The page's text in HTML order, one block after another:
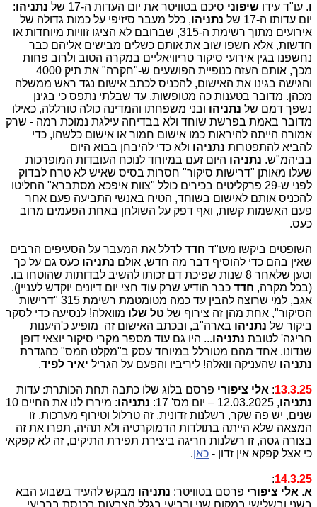
ו. עו"ד עידו שיפוני סיכם בטוויטר את יום העדות ה-17 של נתניהו:
יום עדותו ה-17 של
נתניהו, כלל מעבר סיזיפי על כמות גדולה של
אירועים מתוך רשימת ה-315, שברובם לא הציגו זוויות מיוחדות או
חדשות, אלא חשפו שוב את אותם כשלים מבישים אליהם כבר
נחשפנו בגין אירועי סיקור טריוויאליים במקרה הטוב ולרוב פחות
מכך, אותם העזה כנופיית הפושעים ש-"חקרה" את תיק 4000
והגישה בגינו את האישום, להכניס לכתב אישום נגד ראש ממשלה
מכהן. מדובר בטענות כה מטופשות, עד שבלתי נתפס כי בגינן
נשפך דמם של נתניהו ובני משפחתו והמדינה כולה טורללה, כאילו
מדובר באמת בפרשת שוחד ולא בבדיחה עילגת נמוכת רמה - שרק
אמורה הייתה להיראות כמו אישום חמור או אישום כלשהו, כדי
להביא להתפטרות נתניהו ולא כדי להיבחן בבוא היום
בביהמ"ש. נתניהו היום זעם במיוחד לנוכח העובדות המופרכות
שעלו מאותן "דרישות סיקור" חסרות בסיס שאיש לא טרח לבדוק
לפני ש-29 פרקליטים בכירים כולל "צוות איפכא מסתברא" החליטו
להכניס אותם לאישום בשוחד, הטיח באנשי התביעה פעם אחר
פעם האשמות קשות, ואף דפק על השולחן באחת הפעמים מרוב
כעס.
השופטים ביקשו מעו"ד חדד לדלל את המעבר על הסעיפים הרבים
שאין בהם כדי להוסיף דבר מה חדש, אולם נתניהו כעס גם על כך
וטען שלאחר 8 שנות שפיכת דם זכותו להשיב לבדותות שהוטחו בו.
(בכל מקרה, חדד כבר הודיע שרק עוד חצי יום דיונים יוקדש לעניין).
אגב, למי שרוצה להבין עד כמה מטומטמת רשימת 315 "דרישות
הסיקור", אחת מהן זה צירוף של טל שלו מוואלה! לנסיעה כדי לסקר
ביקור של נתניהו בארה"ב, ובכתב האישום זה מופיע כ'היענות
חריגה' לטובת נתניהו... היו גם עוד מספר מקרי סיקור יוצאי דופן
שנדונו. אחד מהם מטורלל במיוחד עסק ב"מקלט המס" כהגדרת
נתניהו שהעניקה וואלה! ליריביו והפעם על הגריל יאיר לפיד.
13.3.25
: אלי ציפורי פרסם בלוג שלו כתבה תחת הכותרת: עדות
נתניהו, 12.03.2025 – יום מס' 17: נתניהו
: מיררו לנו את החיים 10
שנים, יש פה שקר, רשלנות זדונית, זה טרלול וטירוף מערכות, זו
המצאה שלא הייתה בתולדות הדמוקרטיה ולא תהיה, תפרו את זה
בצורה גסה, זו רשלנות חריגה ביצירת תפירת התיקים, זה לא קפקאי
כי אצל קפקא אין זדון - כאן.
14.3.25
:
א. אלי ציפורי פרסם בטוויטר: נתניהו מבקש להעיד בשבוע הבא
בשני ובשלישי במקום שני ורביעי בגלל הצבעות בכנסת ברביעי.